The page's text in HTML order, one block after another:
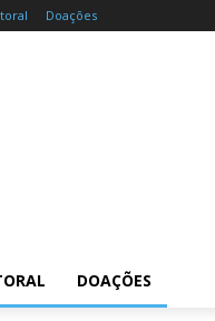
Doações
DOAÇÕES